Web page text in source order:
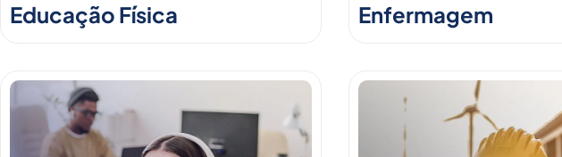
Educação Física Enfermagem